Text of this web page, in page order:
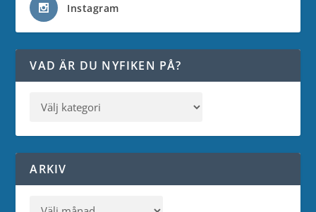
Instagram
VAD ÄR DU NYFIKEN PÅ?
ARKIV